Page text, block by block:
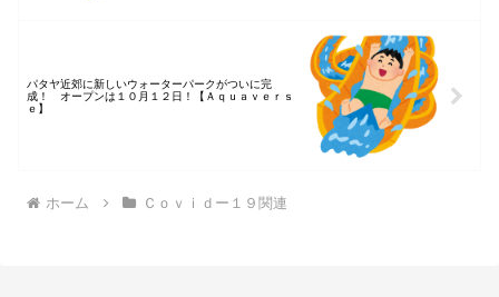
パタヤ近郊に新しいウォーターパークがついに完
成！ オープンは１０月１２日！【Ａｑｕａｖｅｒｓ
ｅ】
ホーム Ｃｏｖｉｄー１９関連